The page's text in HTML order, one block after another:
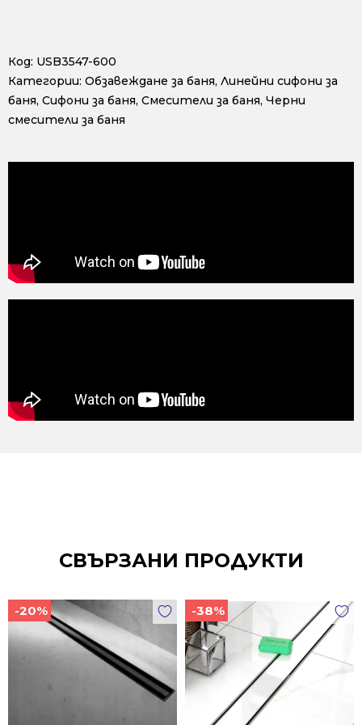
Код: USB3547-600
Категории: Обзавеждане за баня, Линейни сифони за
баня, Сифони за баня, Смесители за баня, Черни
смесители за баня
СВЪРЗАНИ ПРОДУКТИ
-20% -38%